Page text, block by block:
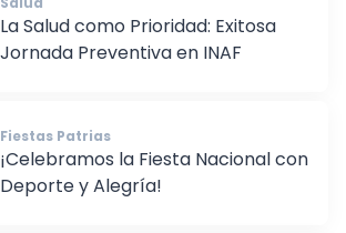
Salud
La Salud como Prioridad: Exitosa
Fiestas Patrias
¡Celebramos la Fiesta Nacional con
Deporte y Alegría!